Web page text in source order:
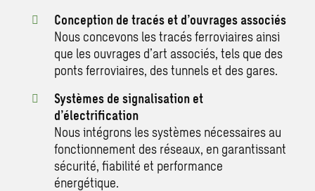
Conception de tracés et d’ouvrages associés
Nous concevons les tracés ferroviaires ainsi
que les ouvrages d’art associés, tels que des
ponts ferroviaires, des tunnels et des gares.
Systèmes de signalisation et
d’électrification
Nous intégrons les systèmes nécessaires au
fonctionnement des réseaux, en garantissant
sécurité, fiabilité et performance
énergétique.